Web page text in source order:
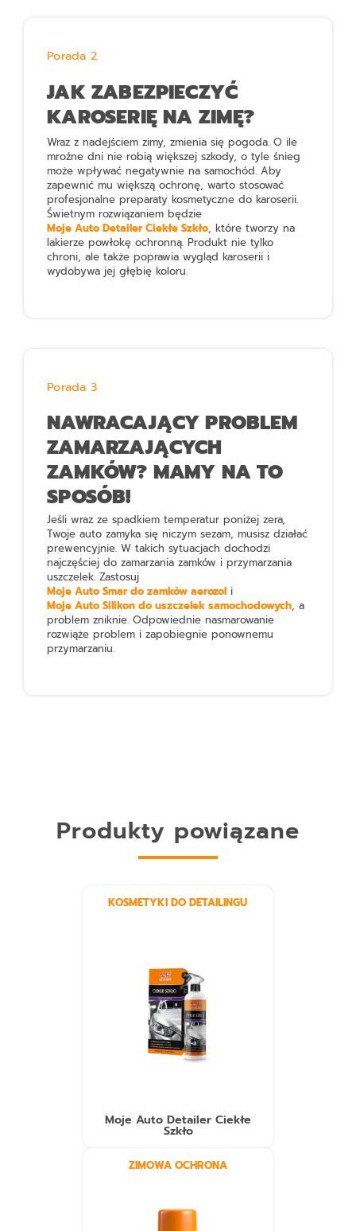
Porada 2
JAK ZABEZPIECZYĆ
KAROSERIĘ NA ZIMĘ?
Wraz z nadejściem zimy, zmienia się pogoda. O ile
mroźne dni nie robią większej szkody, o tyle śnieg
może wpływać negatywnie na samochód. Aby
zapewnić mu większą ochronę, warto stosować
profesjonalne preparaty kosmetyczne do karoserii.
Świetnym rozwiązaniem będzie
Moje Auto Detailer Ciekłe Szkło, które tworzy na
lakierze powłokę ochronną. Produkt nie tylko
chroni, ale także poprawia wygląd karoserii i
wydobywa jej głębię koloru.
Porada 3
NAWRACAJĄCY PROBLEM
ZAMARZAJĄCYCH
ZAMKÓW? MAMY NA TO
SPOSÓB!
Jeśli wraz ze spadkiem temperatur poniżej zera,
Twoje auto zamyka się niczym sezam, musisz działać
prewencyjnie. W takich sytuacjach dochodzi
najczęściej do zamarzania zamków i przymarzania
uszczelek. Zastosuj
Moje Auto Smar do zamków aerozol i
Moje Auto Silikon do uszczelek samochodowych, a
problem zniknie. Odpowiednie nasmarowanie
rozwiąże problem i zapobiegnie ponownemu
przymarzaniu.
Produkty powiązane
KOSMETYKI DO DETAILINGU
Moje Auto Detailer Ciekłe
Szkło
ZIMOWA OCHRONA